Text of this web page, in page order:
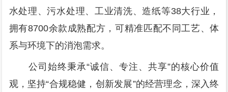
水处理、污水处理、工业清洗、造纸等38大行业，
拥有8700余款成熟配方，可精准匹配不同工艺、体
系与环境下的消泡需求。
公司始终秉承“诚信、专注、共享”的核心价值
观，坚持“合规稳健，创新发展”的经营理念，深入终